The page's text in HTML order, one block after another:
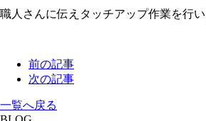
職人さんに伝えタッチアップ作業を行い
前の記事
次の記事
一覧へ戻る